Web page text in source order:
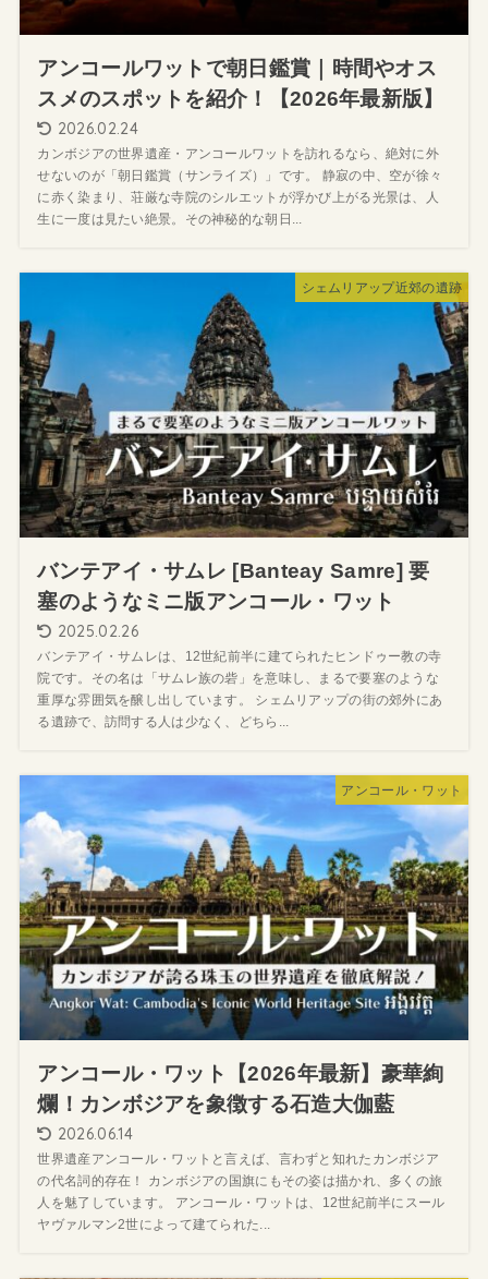
アンコールワットで朝日鑑賞｜時間やオス
スメのスポットを紹介！【2026年最新版】
2026.02.24
カンボジアの世界遺産・アンコールワットを訪れるなら、絶対に外
せないのが「朝日鑑賞（サンライズ）」です。 静寂の中、空が徐々
に赤く染まり、荘厳な寺院のシルエットが浮かび上がる光景は、人
生に一度は見たい絶景。その神秘的な朝日...
シェムリアップ近郊の遺跡
バンテアイ・サムレ [Banteay Samre] 要
塞のようなミニ版アンコール・ワット
2025.02.26
バンテアイ・サムレは、12世紀前半に建てられたヒンドゥー教の寺
院です。その名は「サムレ族の砦」を意味し、まるで要塞のような
重厚な雰囲気を醸し出しています。 シェムリアップの街の郊外にあ
る遺跡で、訪問する人は少なく、どちら...
アンコール・ワット
アンコール・ワット【2026年最新】豪華絢
爛！カンボジアを象徴する石造大伽藍
2026.06.14
世界遺産アンコール・ワットと言えば、言わずと知れたカンボジア
の代名詞的存在！ カンボジアの国旗にもその姿は描かれ、多くの旅
人を魅了しています。 アンコール・ワットは、12世紀前半にスール
ヤヴァルマン2世によって建てられた...